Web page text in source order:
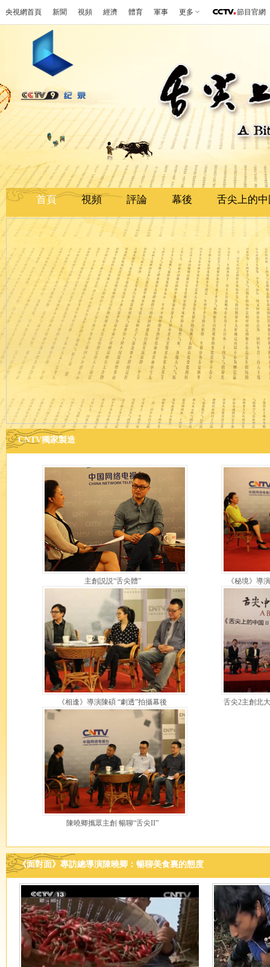
央視網首頁 新聞 視頻 經濟 體育 軍事 更多 節目官網
首頁 視頻 評論 幕後 舌尖上的
CNTV獨家製造
主創説説“舌尖體” 《秘境》導
《相逢》導演陳碩 “劇透”拍攝幕後 舌尖2主創北
陳曉卿攜眾主創 暢聊“舌尖II”
《面對面》專訪總導演陳曉卿：暢聊美食裏的態度